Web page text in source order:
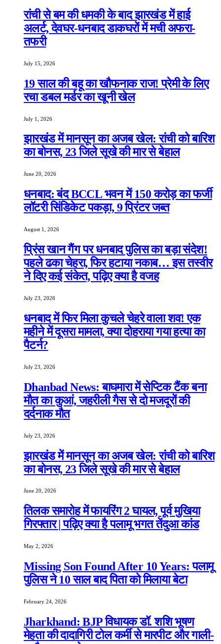
रांची से बम की धमकी के बाद झारखंड में हाई
अलर्ट, देवघर-धनबाद डाकघरों में मची अफरा-
तफरी
July 15, 2026
19 साल की बहू का खौफनाक राज! प्रेमी के लिए
रचा डबल मर्डर का खूनी खेल
July 1, 2026
झारखंड में मानसून का अजब खेल: रांची को बारिश
का बोनस, 23 जिले सूखे की मार से बेहाल
June 20, 2026
धनबाद: बंद BCCL भवन में 150 करोड़ का फर्जी
लॉटरी सिंडिकेट पकड़ा, 9 प्रिंटर जब्त
August 1, 2026
प्रिंस खान गैंग पर धनबाद पुलिस का बड़ा संदेश!
पहले ढका चेहरा, फिर हटाया नकाब… इस तस्वीर
ने दिए कई संकेत, पढ़िए क्या है वजह
July 23, 2026
धनबाद में फिर मिला कुचले चेहरे वाला शव! एक
महीने में दूसरा मामला, क्या दोहराया गया हत्या का
पैटर्न?
July 23, 2026
Dhanbad News: बाघमारा में सेप्टिक टैंक बना
मौत का कुआं, जहरीली गैस से दो मजदूरों की
दर्दनाक मौत
July 23, 2026
झारखंड में मानसून का अजब खेल: रांची को बारिश
का बोनस, 23 जिले सूखे की मार से बेहाल
June 20, 2026
तिलक समारोह में फायरिंग 2 घायल, पूर्व मुखिया
गिरफ्तार | पढ़िए क्या है पलामू भगत तेंदुआ कांड
May 2, 2026
Missing Son Found After 10 Years: पलामू
पुलिस ने 10 साल बाद पिता को मिलाया बेटा
February 24, 2026
Jharkhand: BJP विधायक डॉ. शशि भूषण
मेहता की दादागिरी टोल कर्मी से मारपीट और गाली-